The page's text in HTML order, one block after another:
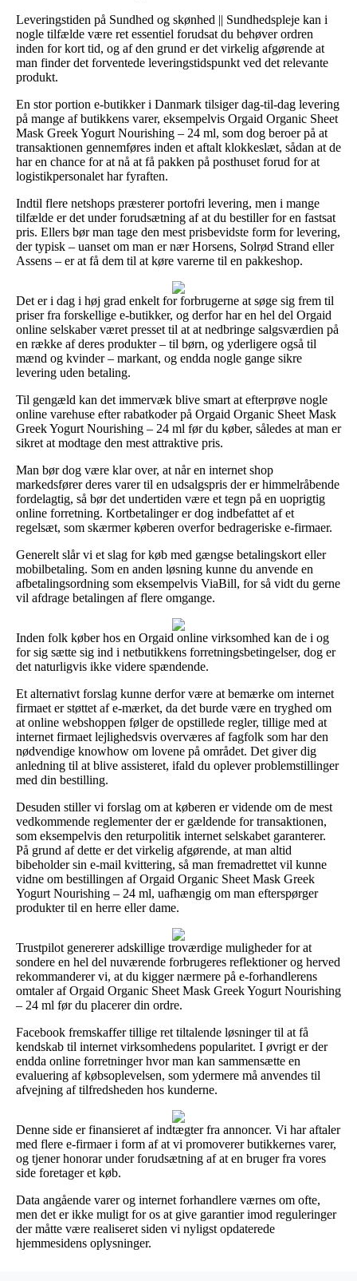
Leveringstiden på Sundhed og skønhed || Sundhedspleje kan i
nogle tilfælde være ret essentiel forudsat du behøver ordren
inden for kort tid, og af den grund er det virkelig afgørende at
man finder det forventede leveringstidspunkt ved det relevante
produkt.
En stor portion e-butikker i Danmark tilsiger dag-til-dag levering
på mange af butikkens varer, eksempelvis Orgaid Organic Sheet
Mask Greek Yogurt Nourishing – 24 ml, som dog beroer på at
transaktionen gennemføres inden et aftalt klokkeslæt, sådan at de
har en chance for at nå at få pakken på posthuset forud for at
logistikpersonalet har fyraften.
Indtil flere netshops præsterer portofri levering, men i mange
tilfælde er det under forudsætning af at du bestiller for en fastsat
pris. Ellers bør man tage den mest prisbevidste form for levering,
der typisk – uanset om man er nær Horsens, Solrød Strand eller
Assens – er at få dem til at køre varerne til en pakkeshop.
Det er i dag i høj grad enkelt for forbrugerne at søge sig frem til
priser fra forskellige e-butikker, og derfor har en hel del Orgaid
online selskaber været presset til at at nedbringe salgsværdien på
en række af deres produkter – til børn, og yderligere også til
mænd og kvinder – markant, og endda nogle gange sikre
levering uden betaling.
Til gengæld kan det immervæk blive smart at efterprøve nogle
online varehuse efter rabatkoder på Orgaid Organic Sheet Mask
Greek Yogurt Nourishing – 24 ml før du køber, således at man er
sikret at modtage den mest attraktive pris.
Man bør dog være klar over, at når en internet shop
markedsfører deres varer til en udsalgspris der er himmelråbende
fordelagtig, så bør det undertiden være et tegn på en uoprigtig
online forretning. Kortbetalinger er dog indbefattet af et
regelsæt, som skærmer køberen overfor bedrageriske e-firmaer.
Generelt slår vi et slag for køb med gængse betalingskort eller
mobilbetaling. Som en anden løsning kunne du anvende en
afbetalingsordning som eksempelvis ViaBill, for så vidt du gerne
vil afdrage betalingen af flere omgange.
Inden folk køber hos en Orgaid online virksomhed kan de i og
for sig sætte sig ind i netbutikkens forretningsbetingelser, dog er
det naturligvis ikke videre spændende.
Et alternativt forslag kunne derfor være at bemærke om internet
firmaet er støttet af e-mærket, da det burde være en tryghed om
at online webshoppen følger de opstillede regler, tillige med at
internet firmaet lejlighedsvis overværes af fagfolk som har den
nødvendige knowhow om lovene på området. Det giver dig
anledning til at blive assisteret, ifald du oplever problemstillinger
med din bestilling.
Desuden stiller vi forslag om at køberen er vidende om de mest
vedkommende reglementer der er gældende for transaktionen,
som eksempelvis den returpolitik internet selskabet garanterer.
På grund af dette er det virkelig afgørende, at man altid
bibeholder sin e-mail kvittering, så man fremadrettet vil kunne
vidne om bestillingen af Orgaid Organic Sheet Mask Greek
Yogurt Nourishing – 24 ml, uafhængig om man efterspørger
produkter til en herre eller dame.
Trustpilot genererer adskillige troværdige muligheder for at
sondere en hel del nuværende forbrugeres reflektioner og herved
rekommanderer vi, at du kigger nærmere på e-forhandlerens
omtaler af Orgaid Organic Sheet Mask Greek Yogurt Nourishing
– 24 ml før du placerer din ordre.
Facebook fremskaffer tillige ret tiltalende løsninger til at få
kendskab til internet virksomhedens popularitet. I øvrigt er der
endda online forretninger hvor man kan sammensætte en
evaluering af købsoplevelsen, som ydermere må anvendes til
afvejning af tilfredsheden hos kunderne.
Denne side er finansieret af indtægter fra annoncer. Vi har aftaler
med flere e-firmaer i form af at vi promoverer butikkernes varer,
og tjener honorar under forudsætning af at en bruger fra vores
side foretager et køb.
Data angående varer og internet forhandlere værnes om ofte,
men det er ikke muligt for os at give garantier imod reguleringer
der måtte være realiseret siden vi nyligst opdaterede
hjemmesidens oplysninger.